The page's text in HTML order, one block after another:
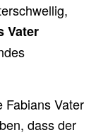
Vater
Fabians Vater
dass der